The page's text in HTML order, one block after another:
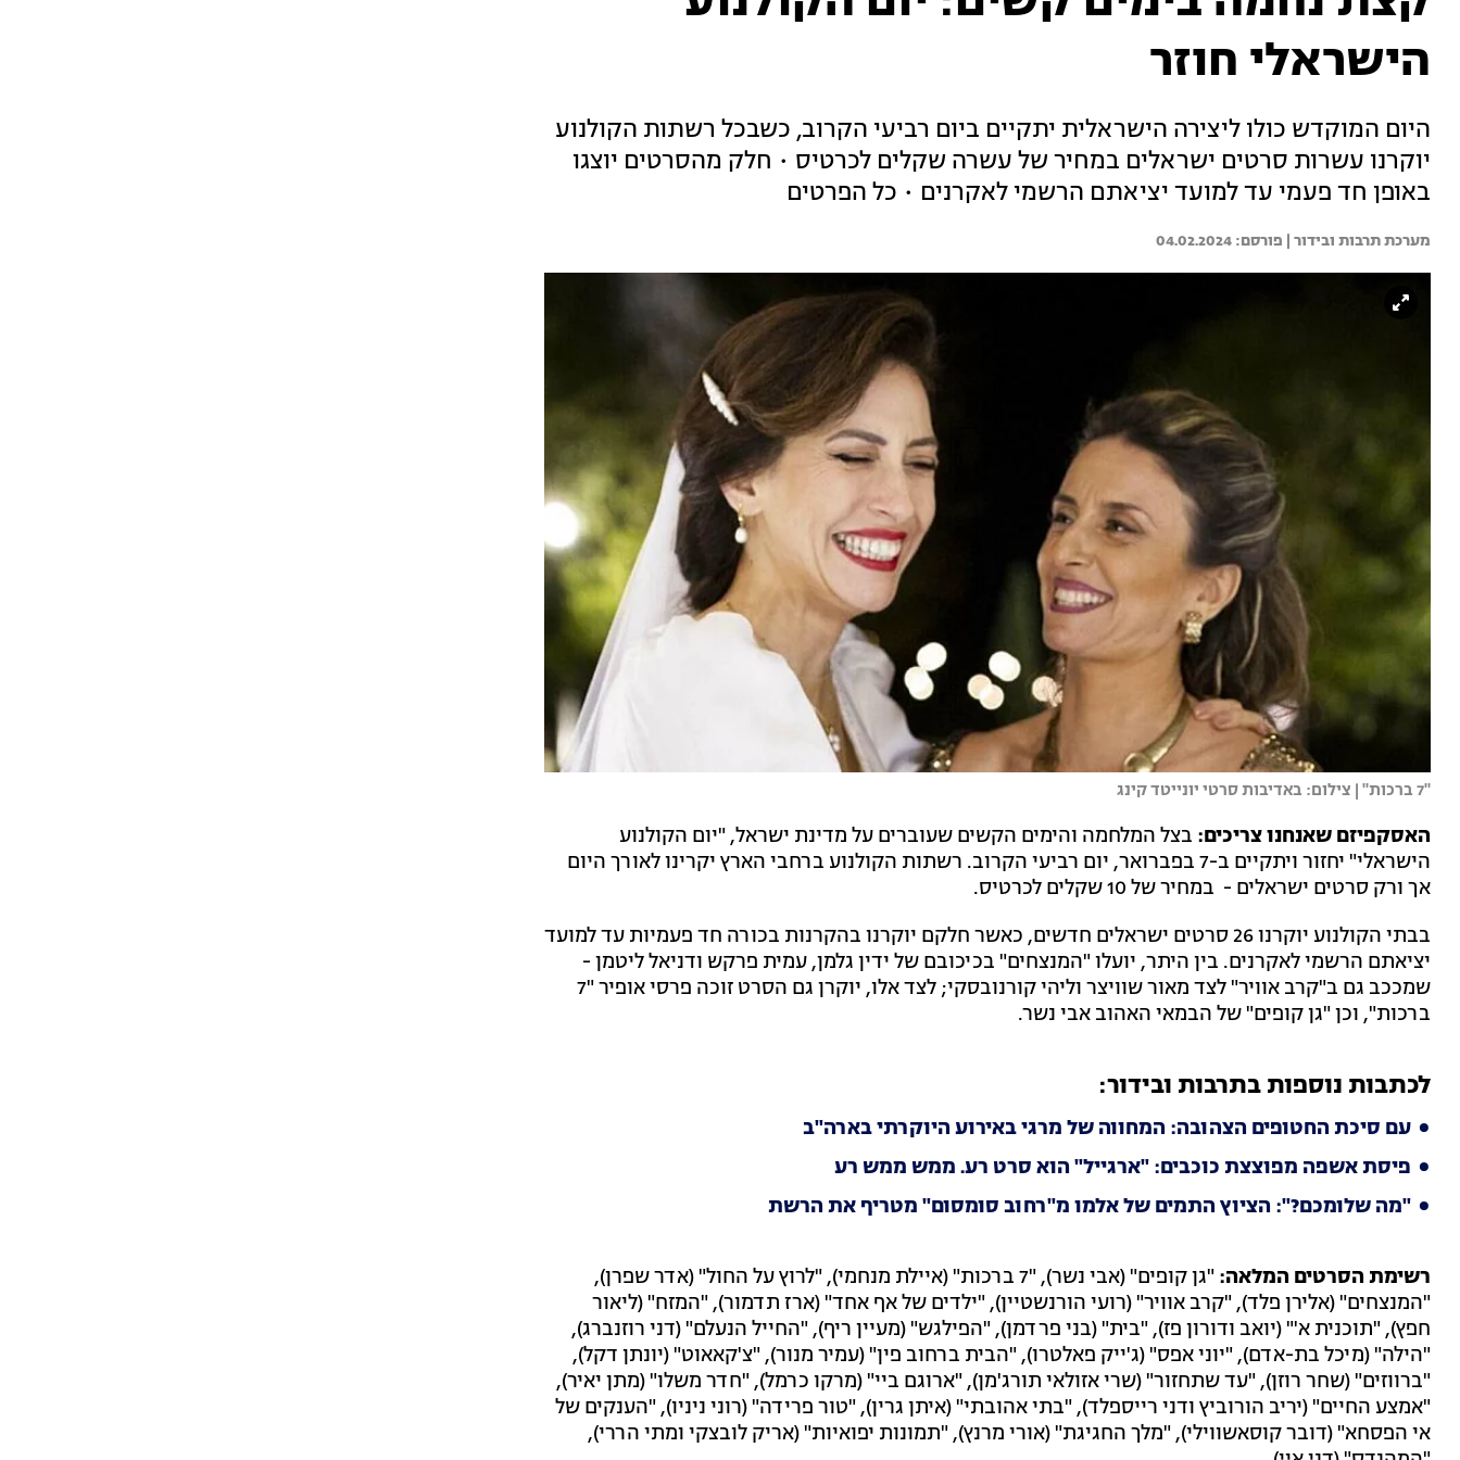
הישראלי חוזר
היום המוקדש כולו ליצירה הישראלית יתקיים ביום רביעי הקרוב, כשבכל רשתות הקולנוע
יוקרנו עשרות סרטים ישראלים במחיר של עשרה שקלים לכרטיס • חלק מהסרטים יוצגו
באופן חד פעמי עד למועד יציאתם הרשמי לאקרנים • כל הפרטים
מערכת תרבות ובידור | 04.02.2024
"7 ברכות" | צילום: באדיבות סרטי יונייטד קינג
האסקפיזם שאנחנו צריכים: בצל המלחמה והימים הקשים שעוברים על מדינת ישראל, "יום הקולנוע
הישראלי" יחזור ויתקיים ב-7 בפברואר, יום רביעי הקרוב. רשתות הקולנוע ברחבי הארץ יקרינו לאורך היום
אך ורק סרטים ישראלים - במחיר של 10 שקלים לכרטיס.
בבתי הקולנוע יוקרנו 26 סרטים ישראלים חדשים, כאשר חלקם יוקרנו בהקרנות בכורה חד פעמיות עד למועד
יציאתם הרשמי לאקרנים. בין היתר, יועלו "המנצחים" בכיכובם של ידין גלמן, עמית פרקש ודניאל ליטמן -
שמככב גם ב"קרב אוויר" לצד מאור שוויצר וליהי קורנובסקי; לצד אלו, יוקרן גם הסרט זוכה פרסי אופיר "7
ברכות", וכן "גן קופים" של הבמאי האהוב אבי נשר.
לכתבות נוספות בתרבות ובידור:
עם סיכת החטופים הצהובה: המחווה של מרגי באירוע היוקרתי בארה"ב
פיסת אשפה מפוצצת כוכבים: "ארגייל" הוא סרט רע. ממש ממש רע
"מה שלומכם?": הציוץ התמים של אלמו מ"רחוב סומסום" מטריף את הרשת
רשימת הסרטים המלאה:
"גן קופים" (אבי נשר), "7 ברכות" (איילת מנחמי), "לרוץ על החול" (אדר שפרן),
"המנצחים" (אלירן פלד), "קרב אוויר" (רועי הורנשטיין), "ילדים של אף אחד" (ארז תדמור), "המזח" (ליאור
חפץ), "תוכנית א'" (יואב ודורון פז), "בית" (בני פרדמן), "הפילגש" (מעיין ריף), "החייל הנעלם" (דני רוזנברג),
"הילה" (מיכל בת-אדם), "יוני אפס" (ג'ייק פאלטרו), "הבית ברחוב פין" (עמיר מנור), "צ'קאאוט" (יונתן דקל),
"ברווזים" (שחר רוזן), "עד שתחזור" (שרי אזולאי תורג'מן), "ארוגם ביי" (מרקו כרמל), "חדר משלו" (מתן יאיר),
"אמצע החיים" (יריב הורוביץ ודני רייספלד), "בתי אהובתי" (איתן גרין), "טור פרידה" (רוני ניניו), "הענקים של
אי הפסחא" (דובר קוסאשווילי), "מלך החגיגת" (אורי מרנץ), "תמונות יפואיות" (אריק לובצקי ומתי הררי),